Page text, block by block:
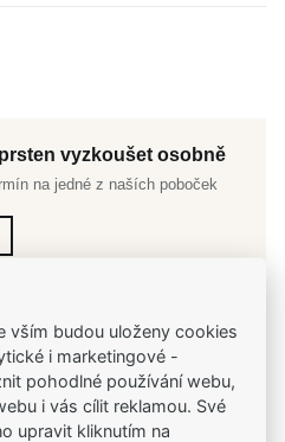
vyzkoušet osobně
na jedné z naších poboček
součástí vašich příběhů
vším budou uloženy cookies
i marketingové -
pohodlné používání webu,
i vás cílit reklamou. Své
upravit kliknutím na